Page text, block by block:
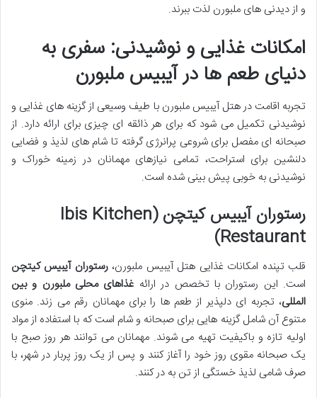
و از دیدنی های ملبورن لذت ببرند.
امکانات غذایی و نوشیدنی: سفری به
دنیای طعم ها در آیبیس ملبورن
تجربه اقامت در هتل آیبیس ملبورن با طیف وسیعی از گزینه های غذایی و
نوشیدنی تکمیل می شود که برای هر ذائقه ای چیزی برای ارائه دارد. از
صبحانه ای مفصل برای شروعی پرانرژی گرفته تا شام های لذیذ و فضایی
دلنشین برای استراحت، تمامی نیازهای مهمانان در زمینه خوراک و
نوشیدنی به خوبی پیش بینی شده است.
رستوران آیبیس کیتچن (Ibis Kitchen
Restaurant)
قلب تپنده امکانات غذایی هتل آیبیس ملبورن،رستوران آیبیس کیتچن
است. این رستوران با تخصص در ارائه غذاهای محلی ملبورن و بین
المللی، تجربه ای دلپذیر از طعم ها را برای مهمانان رقم می زند. منوی
متنوع آن شامل گزینه هایی برای صبحانه و شام است که با استفاده از مواد
اولیه تازه و باکیفیت تهیه می شوند. مهمانان می توانند هر روز صبح با
یک صبحانه مقوی روز خود را آغاز کنند و پس از یک روز پربار در شهر، با
صرف شامی لذیذ خستگی از تن به در کنند.